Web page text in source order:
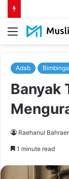
Menu
Adab
Banyak
Raehanul
1 minute read